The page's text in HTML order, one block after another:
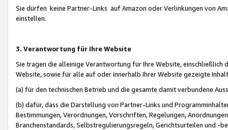
Sie dürfen keine Partner-Links auf Amazon oder Verlinkungen von
einstellen.
3. Verantwortung für Ihre Website
Sie tragen die alleinige Verantwortung für Ihre Website,
Website, sowie für alle auf oder innerhalb Ihrer Website gezeigte
(a) für den technischen Betrieb und die gesamte damit verbundene
(b) dafür, dass die Darstellung von Partner-Links und
Bestimmungen, Verordnungen, Vorschriften, Regelungen,
Branchenstandards, Selbstregulierungsregeln, Gerichtsurteilen und -